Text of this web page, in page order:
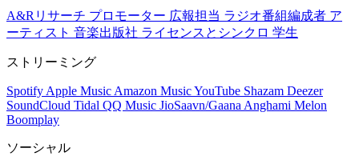
A&Rリサーチ プロモーター 広報担当 ラジオ番組編成者 ア
ーティスト 音楽出版社 ライセンスとシンクロ 学生
ストリーミング
Spotify Apple Music Amazon MusicYouTube Shazam Deezer
SoundCloud Tidal QQ Music JioSaavn/Gaana Anghami Melon
Boomplay
ソーシャル